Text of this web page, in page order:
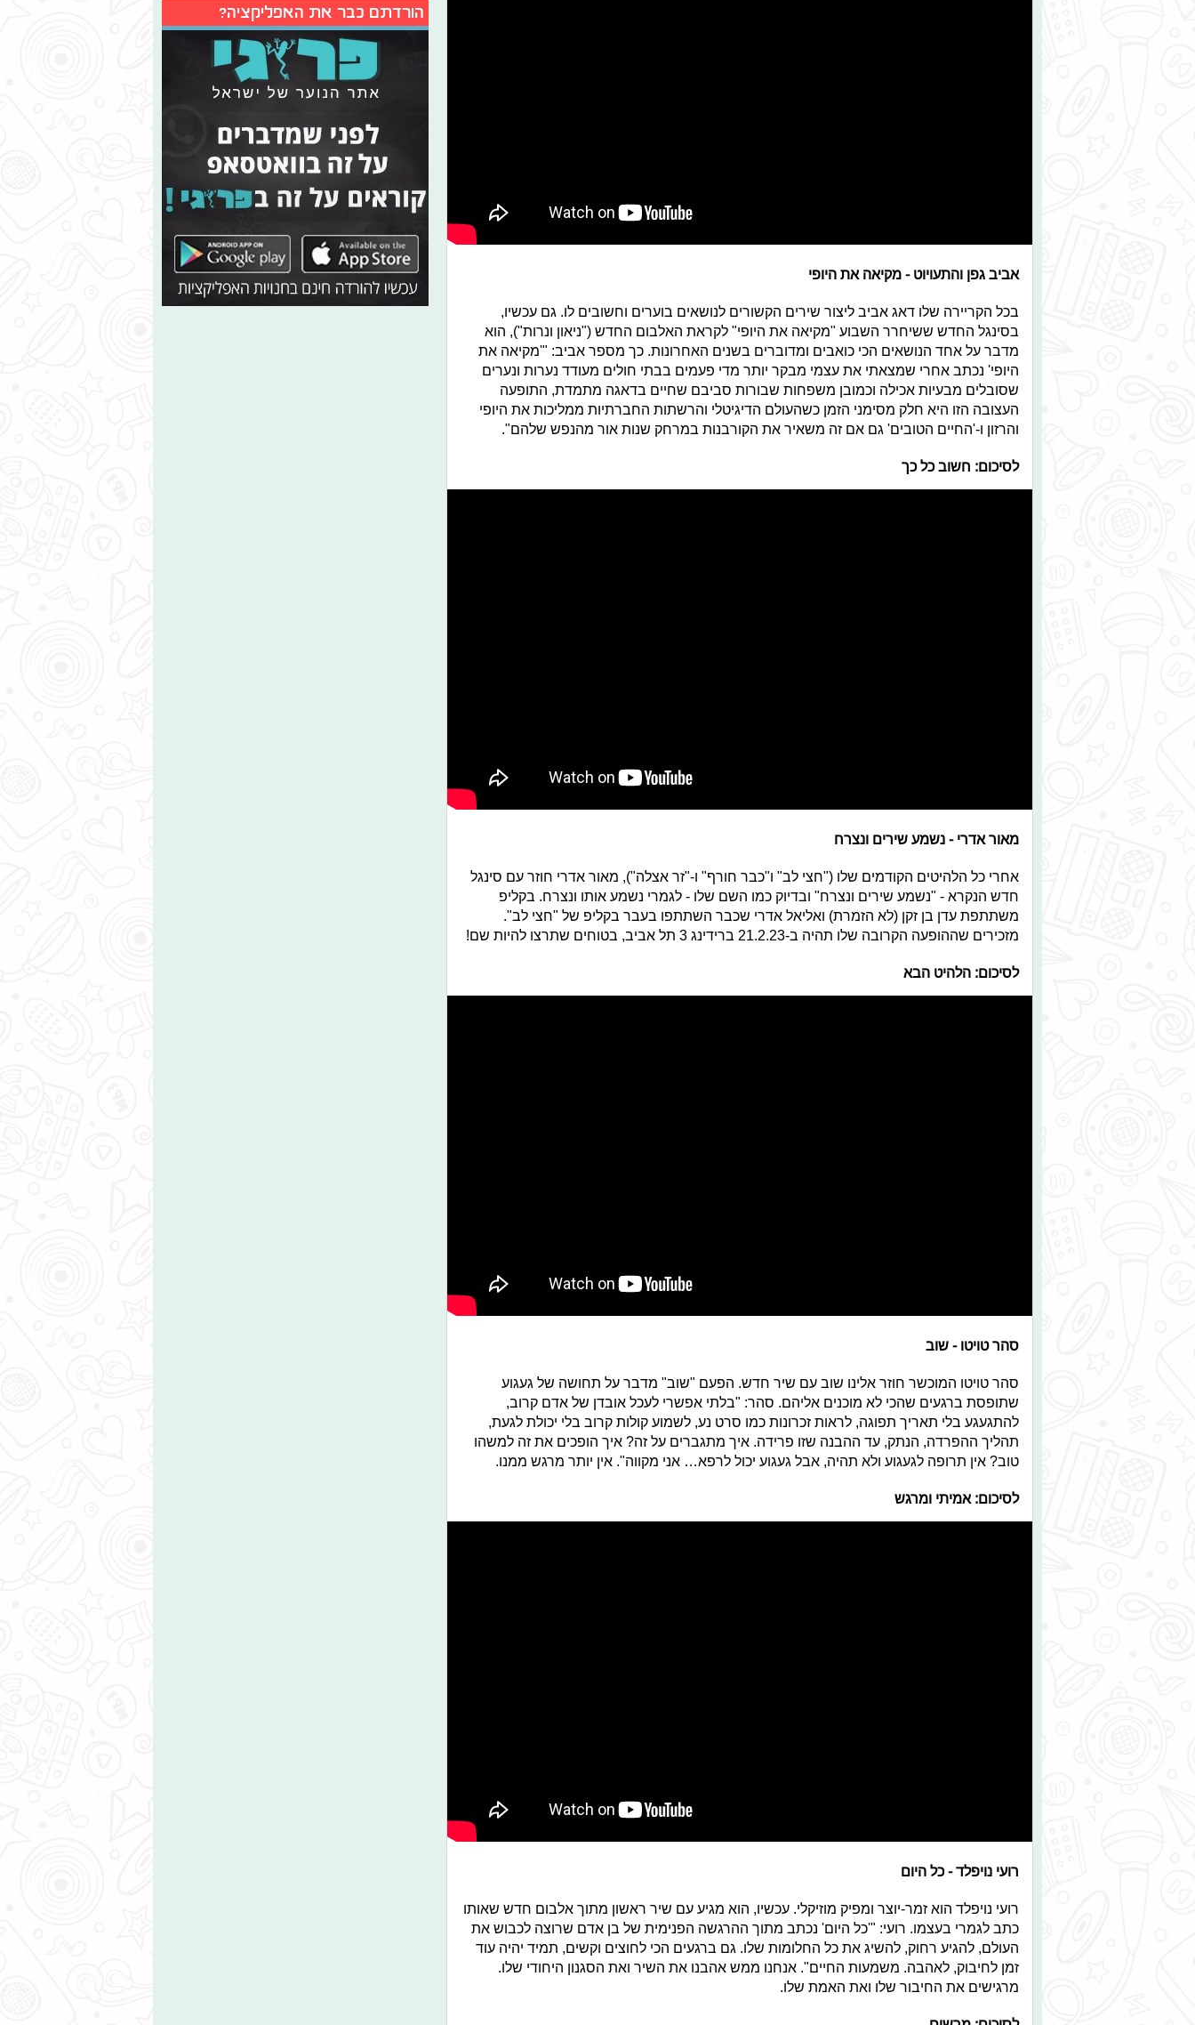
אביב גפן והתעויוט - מקיאה את היופי
בכל הקריירה שלו דאג אביב ליצור שירים הקשורים לנושאים בוערים וחשובים לו. גם עכשיו,
בסינגל החדש ששיחרר השבוע "מקיאה את היופי" לקראת האלבום החדש ("ניאון ונרות"), הוא
מדבר על אחד הנושאים הכי כואבים ומדוברים בשנים האחרונות. כך מספר אביב: "'מקיאה את
היופי' נכתב אחרי שמצאתי את עצמי מבקר יותר מדי פעמים בבתי חולים מעודד נערות ונערים
שסובלים מבעיות אכילה וכמובן משפחות שבורות סביבם שחיים בדאגה מתמדת, התופעה
העצובה הזו היא חלק מסימני הזמן כשהעולם הדיגיטלי והרשתות החברתיות ממליכות את היופי
והרזון ו-'החיים הטובים' גם אם זה משאיר את הקורבנות במרחק שנות אור מהנפש שלהם".
לסיכום: חשוב כל כך
מאור אדרי - נשמע שירים ונצרח
אחרי כל הלהיטים הקודמים שלו ("חצי לב" ו"כבר חורף" ו-"זר אצלה"), מאור אדרי חוזר עם סינגל
חדש הנקרא - "נשמע שירים ונצרח" ובדיוק כמו השם שלו - לגמרי נשמע אותו ונצרח. בקליפ
משתתפת עדן בן זקן (לא הזמרת) ואליאל אדרי שכבר השתתפו בעבר בקליפ של "חצי לב".
מזכירים שההופעה הקרובה שלו תהיה ב-21.2.23 ברידינג 3 תל אביב, בטוחים שתרצו להיות שם!
לסיכום: הלהיט הבא
סהר טויטו - שוב
סהר טויטו המוכשר חוזר אלינו שוב עם שיר חדש. הפעם "שוב" מדבר על תחושה של געגוע
שתופסת ברגעים שהכי לא מוכנים אליהם. סהר: "בלתי אפשרי לעכל אובדן של אדם קרוב,
להתגעגע בלי תאריך תפוגה, לראות זכרונות כמו סרט נע, לשמוע קולות קרוב בלי יכולת לגעת,
תהליך ההפרדה, הנתק, עד ההבנה שזו פרידה. איך מתגברים על זה? איך הופכים את זה למשהו
טוב? אין תרופה לגעגוע ולא תהיה, אבל געגוע יכול לרפא… אני מקווה". אין יותר מרגש ממנו.
לסיכום: אמיתי ומרגש
רועי נויפלד - כל היום
רועי נויפלד הוא זמר-יוצר ומפיק מוזיקלי. עכשיו, הוא מגיע עם שיר ראשון מתוך אלבום חדש שאותו
כתב לגמרי בעצמו. רועי: "'כל היום' נכתב מתוך ההרגשה הפנימית של בן אדם שרוצה לכבוש את
העולם, להגיע רחוק, להשיג את כל החלומות שלו. גם ברגעים הכי לחוצים וקשים, תמיד יהיה עוד
זמן לחיבוק, לאהבה. משמעות החיים". אנחנו ממש אהבנו את השיר ואת הסגנון היחודי שלו.
מרגישים את החיבור שלו ואת האמת שלו.
הורדתם כבר את האפליקציה?